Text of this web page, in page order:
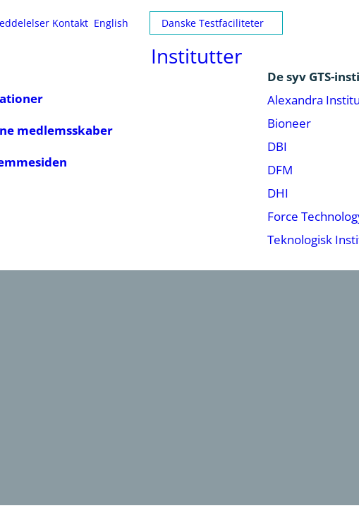
Kontakt English Danske Testfaciliteter
medlemsskaber
Institutter
De syv GTS-
Alexandra
Bioneer
DBI
DFM
DHI
Force
Teknologisk